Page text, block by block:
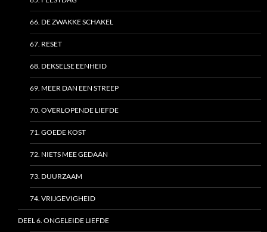
66. DE ZWAKKE SCHAKEL
67. RESET
68. DEKSELSE EENHEID
69. MEER DAN EEN STREEP
70. OVERLOPENDE LIEFDE
71. GOEDE KOST
72. NIETS MEE GEDAAN
73. DUURZAAM
74. VRIJGEVIGHEID
DEEL 6. ONGELEIDE LIEFDE